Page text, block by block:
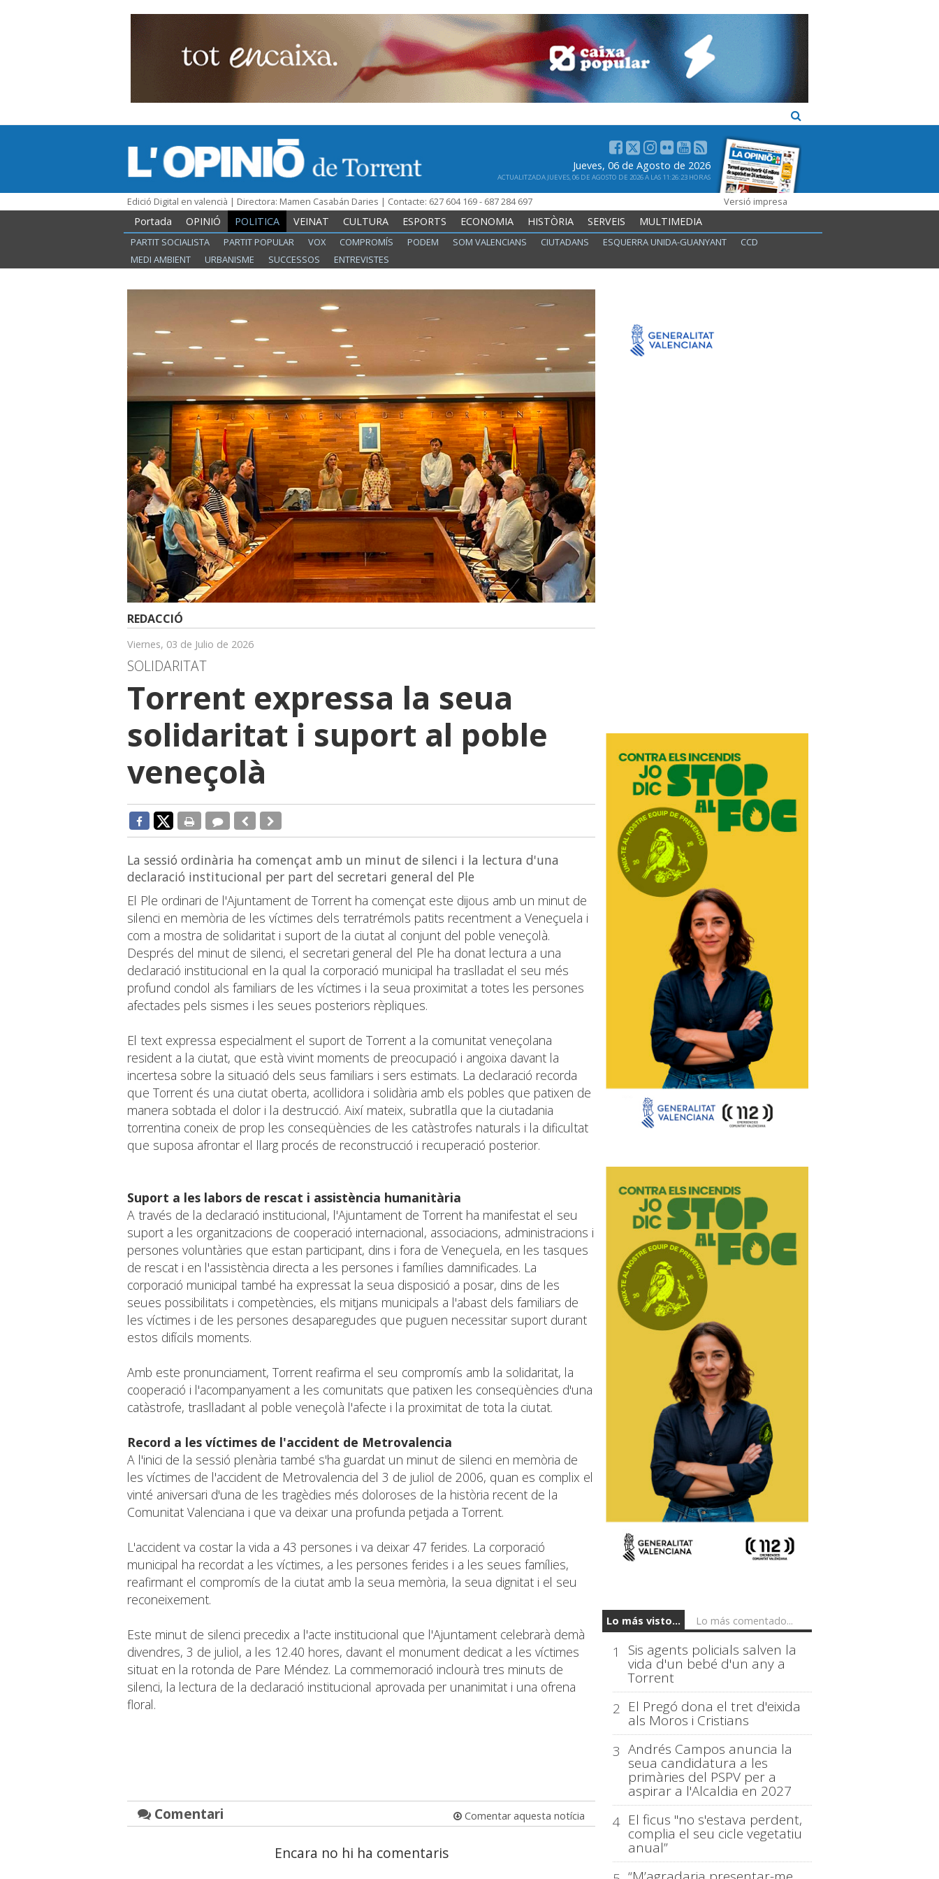
Jueves, 06 de Agosto de 2026
ACTUALITZADA JUEVES, 06 DE AGOSTO DE 2026 A LAS 11:26:23 HORAS
Edició Digital en valencià | Directora: Mamen Casabán Daries | Contacte: 627 604 169 - 687 284 697 Versió impresa
Portada OPINIÓ POLITICA VEINAT CULTURA ESPORTS ECONOMIA HISTÒRIA SERVEIS MULTIMEDIA
PARTIT SOCIALISTA PARTIT POPULAR VOX COMPROMÍS PODEM SOM VALENCIANS CIUTADANS ESQUERRA UNIDA-GUANYANT
CCD
MEDI AMBIENT
URBANISME SUCCESSOS ENTREVISTES
REDACCIÓ
Viernes, 03 de Julio de 2026
SOLIDARITAT
Torrent expressa la seua
solidaritat i suport al poble
veneçolà
La sessió ordinària ha començat amb un minut de silenci i la lectura d'una
declaració institucional per part del secretari general del Ple
El Ple ordinari de l'Ajuntament de Torrent ha començat este dijous amb un minut de
silenci en memòria de les víctimes dels terratrémols patits recentment a Veneçuela i
com a mostra de solidaritat i suport de la ciutat al conjunt del poble veneçolà.
Després del minut de silenci, el secretari general del Ple ha donat lectura a una
declaració institucional en la qual la corporació municipal ha traslladat el seu més
profund condol als familiars de les víctimes i la seua proximitat a totes les persones
afectades pels sismes i les seues posteriors rèpliques.
El text expressa especialment el suport de Torrent a la comunitat veneçolana
resident a la ciutat, que està vivint moments de preocupació i angoixa davant la
incertesa sobre la situació dels seus familiars i sers estimats. La declaració recorda
que Torrent és una ciutat oberta, acollidora i solidària amb els pobles que patixen de
manera sobtada el dolor i la destrucció. Així mateix, subratlla que la ciutadania
torrentina coneix de prop les conseqüències de les catàstrofes naturals i la dificultat
que suposa afrontar el llarg procés de reconstrucció i recuperació posterior.
Suport a les labors de rescat i assistència humanitària
A través de la declaració institucional, l'Ajuntament de Torrent ha manifestat el seu
suport a les organitzacions de cooperació internacional, associacions, administracions i
persones voluntàries que estan participant, dins i fora de Veneçuela, en les tasques
de rescat i en l'assistència directa a les persones i famílies damnificades. La
corporació municipal també ha expressat la seua disposició a posar, dins de les
seues possibilitats i competències, els mitjans municipals a l'abast dels familiars de
les víctimes i de les persones desaparegudes que puguen necessitar suport durant
estos difícils moments.
Amb este pronunciament, Torrent reafirma el seu compromís amb la solidaritat, la
cooperació i l'acompanyament a les comunitats que patixen les conseqüències d'una
catàstrofe, traslladant al poble veneçolà l'afecte i la proximitat de tota la ciutat.
Record a les víctimes de l'accident de Metrovalencia
A l'inici de la sessió plenària també s'ha guardat un minut de silenci en memòria de
les víctimes de l'accident de Metrovalencia del 3 de juliol de 2006, quan es complix el
vinté aniversari d'una de les tragèdies més doloroses de la història recent de la
Comunitat Valenciana i que va deixar una profunda petjada a Torrent.
L'accident va costar la vida a 43 persones i va deixar 47 ferides. La corporació
municipal ha recordat a les víctimes, a les persones ferides i a les seues famílies,
reafirmant el compromís de la ciutat amb la seua memòria, la seua dignitat i el seu
reconeixement.
Este minut de silenci precedix a l'acte institucional que l'Ajuntament celebrarà demà
divendres, 3 de juliol, a les 12.40 hores, davant el monument dedicat a les víctimes
situat en la rotonda de Pare Méndez. La commemoració inclourà tres minuts de
silenci, la lectura de la declaració institucional aprovada per unanimitat i una ofrena
floral.
Comentari Comentar aquesta notícia
Encara no hi ha comentaris
Lo más visto... Lo más comentado...
1 Sis agents policials salven la
vida d'un bebé d'un any a
Torrent
2 El Pregó dona el tret d'eixida
als Moros i Cristians
3 Andrés Campos anuncia la
seua candidatura a les
primàries del PSPV per a
aspirar a l'Alcaldia en 2027
4 El ficus "no s'estava perdent,
complia el seu cicle vegetatiu
anual”